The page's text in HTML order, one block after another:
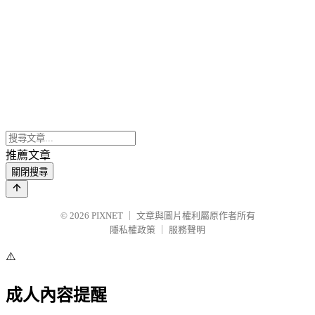
推薦文章
關閉搜尋
© 2026 PIXNET
文章與圖片權利屬原作者所有
隱私權政策
服務聲明
⚠️
成人內容提醒